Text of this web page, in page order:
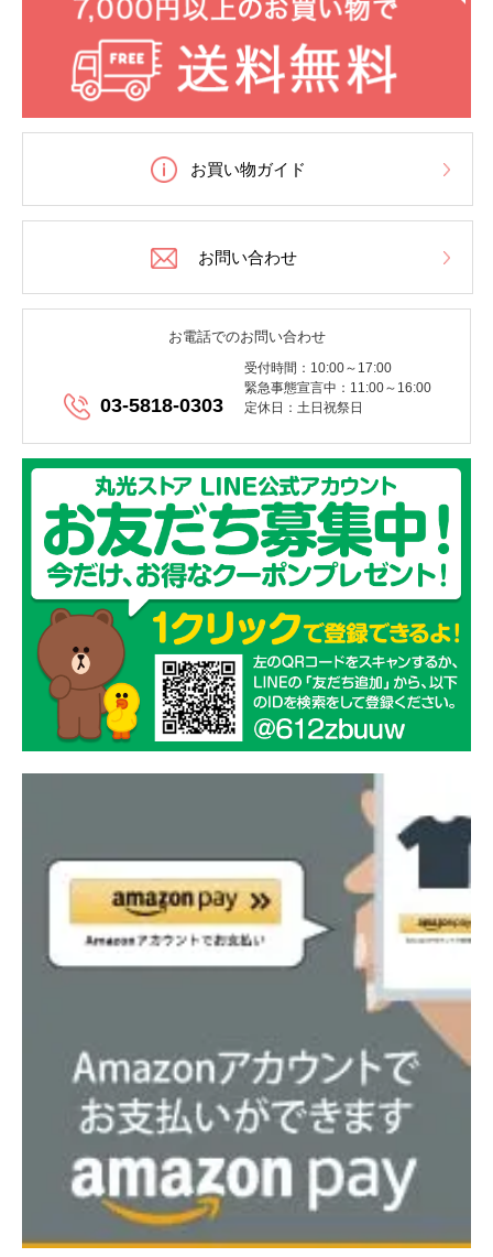
お買い物ガイド
お問い合わせ
お電話でのお問い合わせ
03-5818-0303
受付時間：10:00～17:00
緊急事態宣言中：11:00～16:00
定休日：土日祝祭日